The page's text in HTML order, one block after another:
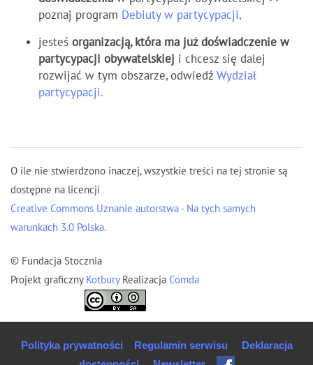
poznaj program Debiuty w partycypacji,
jesteś organizacją, która ma już doświadczenie w
partycypacji obywatelskiej i chcesz się dalej
rozwijać w tym obszarze, odwiedź Wydział
partycypacji.
O ile nie stwierdzono inaczej, wszystkie treści na tej stronie są
dostępne na licencji
Creative Commons Uznanie autorstwa - Na tych samych
warunkach 3.0 Polska.
© Fundacja Stocznia
Projekt graficzny Kotbury Realizacja Comda
Polityka prywatności Regulamin serwisu
Deklaracja